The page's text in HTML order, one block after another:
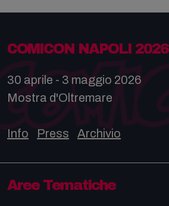
COMICON NAPOLI 2026
30 aprile - 3 maggio 2026
Mostra d'Oltremare
Info Press Archivio
Aree Tematiche